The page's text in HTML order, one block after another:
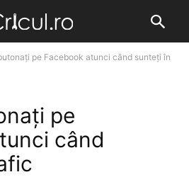
pe Facebook atunci când sunteți în
pe
când